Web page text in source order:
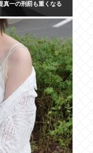
真一の刑罰も重くなる